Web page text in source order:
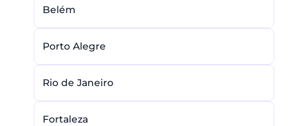
Belém
Porto Alegre
Rio de Janeiro
Fortaleza